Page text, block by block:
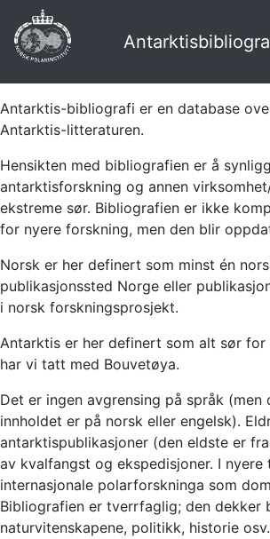
Antarktis-bibliografi er en database
Antarktis-litteraturen.
Hensikten med bibliografien er å
antarktisforskning og annen
ekstreme sør. Bibliografien er ikke
for nyere forskning, men den blir
Norsk er her definert som minst én
publikasjonssted Norge eller
i norsk forskningsprosjekt.
Antarktis er her definert som alt sør for
har vi tatt med Bouvetøya.
Det er ingen avgrensing på språk (men
innholdet er på norsk eller engelsk).
antarktispublikasjoner (den eldste er
av kvalfangst og ekspedisjoner. I
internasjonale polarforskninga som
Bibliografien er tverrfaglig; den dekker
naturvitenskapene, politikk, historie